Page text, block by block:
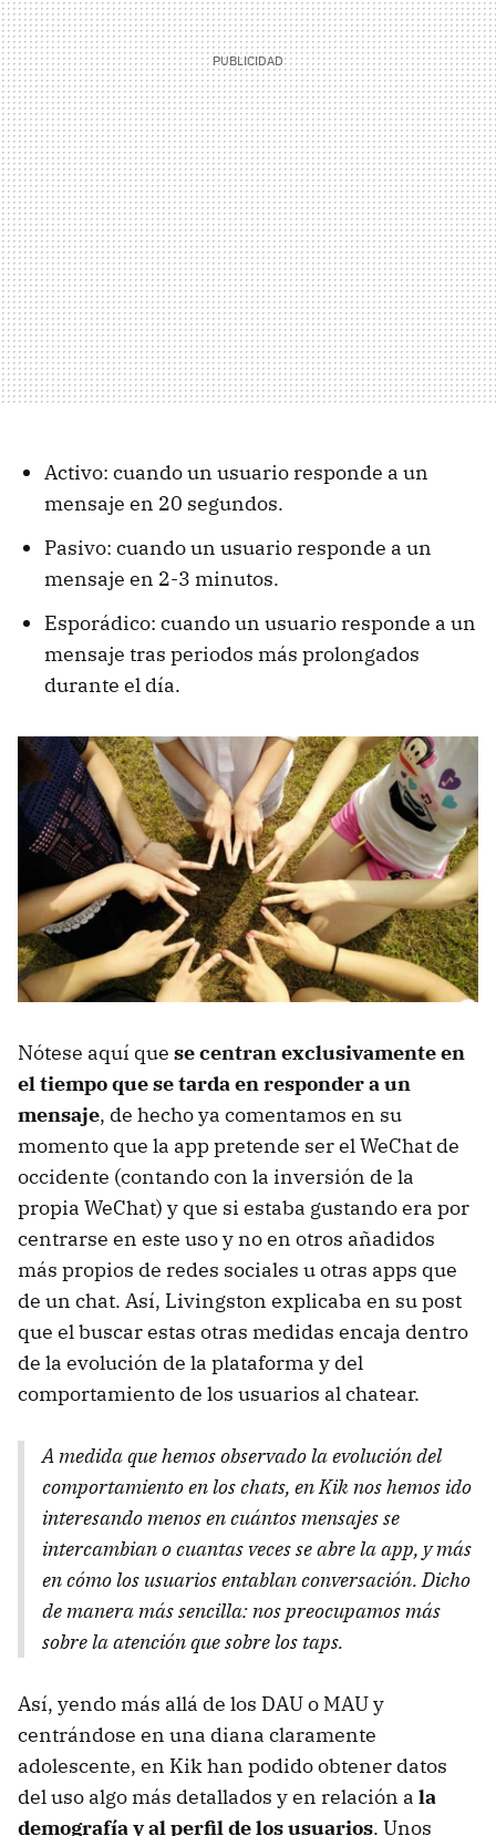
Activo: cuando un usuario responde a un
mensaje en 20 segundos.
Pasivo: cuando un usuario responde a un
mensaje en 2-3 minutos.
Esporádico: cuando un usuario responde a un
mensaje tras periodos más prolongados
durante el día.
Nótese aquí que se centran exclusivamente en
el tiempo que se tarda en responder a un
mensaje, de hecho ya comentamos en su
momento que la app pretende ser el WeChat de
occidente (contando con la inversión de la
propia WeChat) y que si estaba gustando era por
centrarse en este uso y no en otros añadidos
más propios de redes sociales u otras apps que
de un chat. Así, Livingston explicaba en su post
que el buscar estas otras medidas encaja dentro
de la evolución de la plataforma y del
comportamiento de los usuarios al chatear.
A medida que hemos observado la evolución del
comportamiento en los chats, en Kik nos hemos ido
interesando menos en cuántos mensajes se
intercambian o cuantas veces se abre la app, y más
en cómo los usuarios entablan conversación. Dicho
de manera más sencilla: nos preocupamos más
sobre la atención que sobre los taps.
Así, yendo más allá de los DAU o MAU y
centrándose en una diana claramente
adolescente, en Kik han podido obtener datos
del uso algo más detallados y en relación a la
demografía y al perfil de los usuarios. Unos